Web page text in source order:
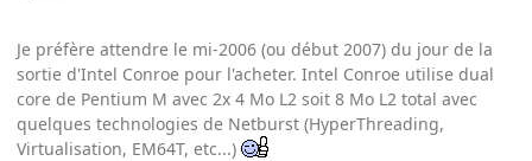
Je préfère attendre le mi-2006 (ou début 2007) du jour de la
sortie d'Intel Conroe pour l'acheter. Intel Conroe utilise dual
core de Pentium M avec 2x 4 Mo L2 soit 8 Mo L2 total avec
quelques technologies de Netburst (HyperThreading,
Virtualisation, EM64T, etc...)